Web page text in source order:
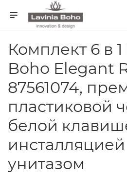
Комплект 6 в
Boho Elegant
87561074,
пластиковой
белой
унитазом